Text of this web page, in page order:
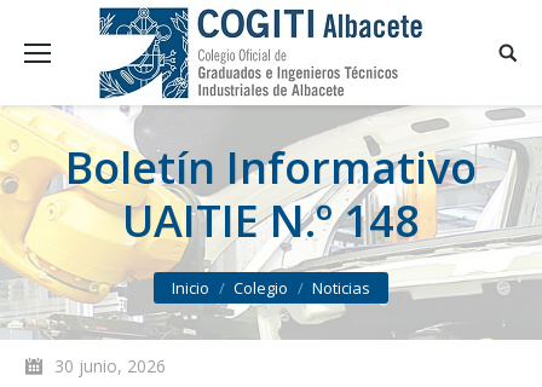
Boletín Informativo
UAITIE N.º 148
You are here:
Inicio Colegio Noticias
30 junio, 2026